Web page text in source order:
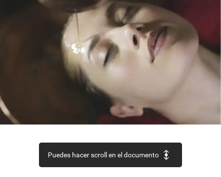
Puedes hacer scroll en el documento